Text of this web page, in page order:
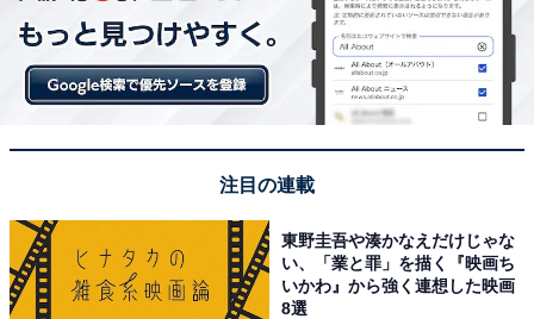
先日報道陣向けに開催された試食会で、その一部を味わ
ってきました。
・羊のハンバーグステーキ 赤ワインソース
注目の連載
東野圭吾や湊かなえだけじゃな
い、「業と罪」を描く『映画ち
いかわ』から強く連想した映画
8選